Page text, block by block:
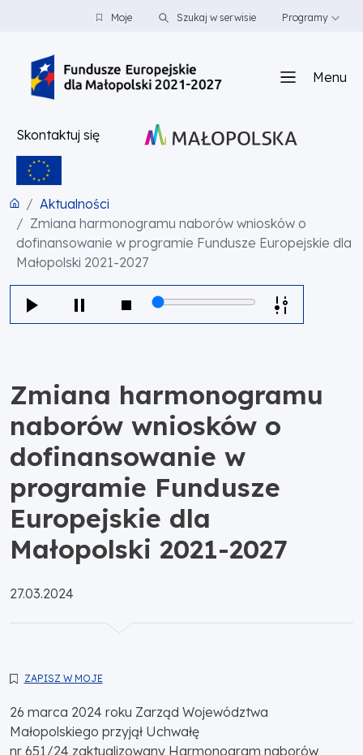
PRZEJDŹ DO TREŚCI
PRZEJDŹ DO MENUMoje Szukaj w serwisie Programy
Menu
Skontaktuj się
Aktualności
Zmiana harmonogramu naborów wniosków o
dofinansowanie w programie Fundusze Europejskie dla
Małopolski 2021-2027
Zmiana harmonogramu
naborów wniosków o
dofinansowanie w
programie Fundusze
Europejskie dla
Małopolski 2021-2027
Opublikowano:
27.03.2024
ZAPISZ W MOJE
26 marca 2024 roku Zarząd Województwa
Małopolskiego przyjął Uchwałę
nr 651/24 zaktualizowany Harmonogram naborów